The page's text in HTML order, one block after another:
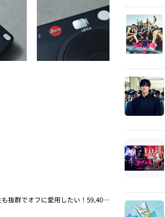
【プロカメラマンが絶賛した「ライカ ゾフォート2」】操作性も抜群でオフに愛用したい！59,400円という価格もGOOD